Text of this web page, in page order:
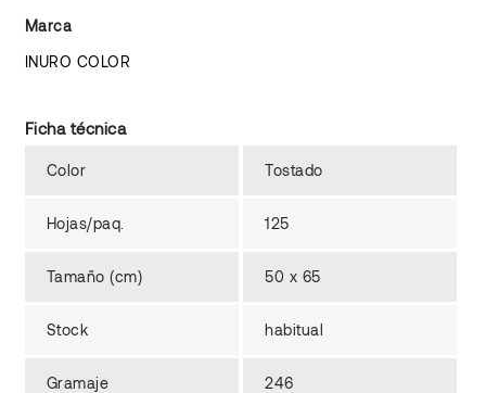
Marca
INURO COLOR
Ficha técnica
Color Tostado
Hojas/paq. 125
Tamaño (cm) 50 x 65
Stock habitual
Gramaje 246